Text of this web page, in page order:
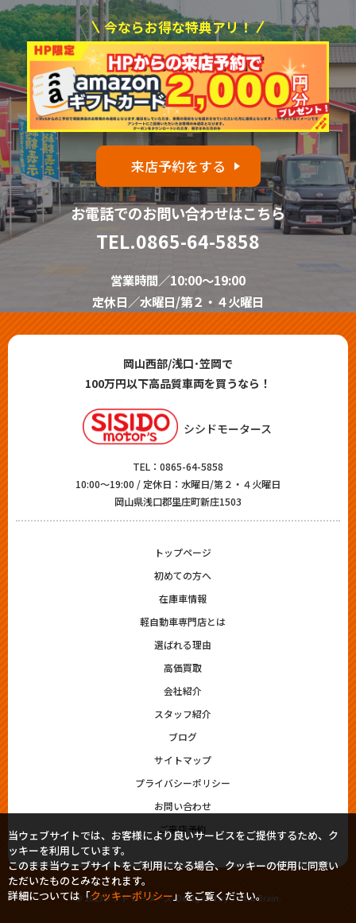
今ならお得な特典アリ！
来店予約をする
お電話でのお問い合わせはこちら
TEL.0865-64-5858
営業時間／10:00～19:00
定休日／水曜日/第２・４火曜日
岡山西部/浅口･笠岡で
100万円以下高品質車両を買うなら！
シシドモータース
TEL： 0865-64-5858
10:00～19:00 / 定休日：水曜日/第２・４火曜日
岡山県浅口郡里庄町新庄1503
トップページ
初めての方へ
在庫車情報
軽自動車専門店とは
選ばれる理由
高価買取
会社紹介
スタッフ紹介
ブログ
サイトマップ
プライバシーポリシー
お問い合わせ
ご来店予約
© 2023シシドモータース. Designed byTratto Brain.
当ウェブサイトでは、お客様により良いサービスをご提供するため、ク
ッキーを利用しています。
このまま当ウェブサイトをご利用になる場合、クッキーの使用に同意い
ただいたものとみなされます。
詳細については「クッキーポリシー」をご覧ください。